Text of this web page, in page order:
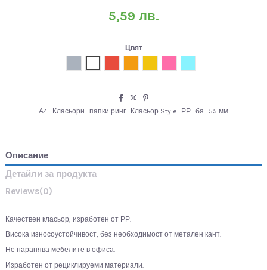
5,59 лв.
Цвят
А4 Класьори папки ринг Класьор Style РР бя 55 мм
Описание
Детайли за продукта
Reviews(0)
Качествен класьор, изработен от РР.
Висока износоустойчивост, без необходимост от метален кант.
Не наранява мебелите в офиса.
Изработен от рециклируеми материали.